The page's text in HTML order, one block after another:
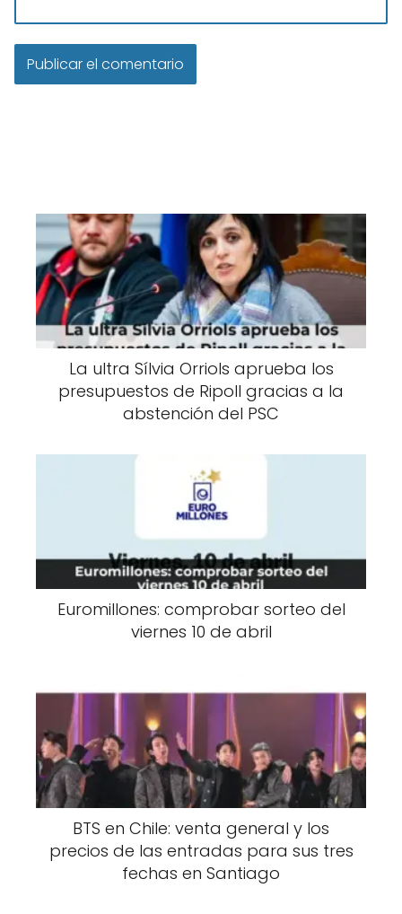
La ultra Sílvia Orriols aprueba los
presupuestos de Ripoll gracias a la
abstención del PSC
Euromillones: comprobar sorteo del
viernes 10 de abril
BTS en Chile: venta general y los
precios de las entradas para sus tres
fechas en Santiago